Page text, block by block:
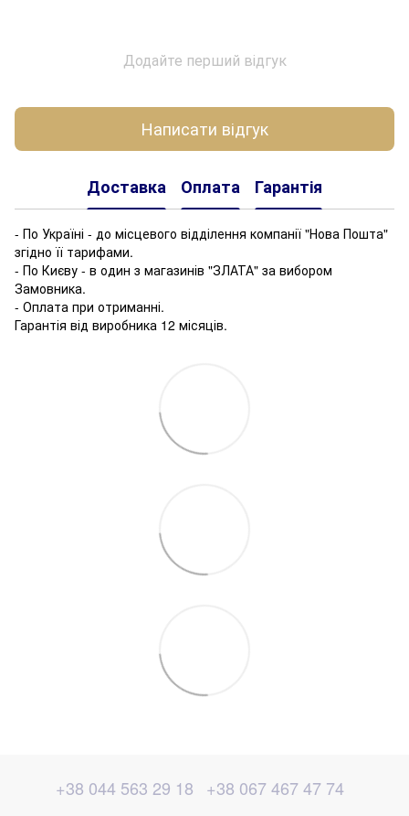
Додайте перший відгук
Написати відгук
Доставка Оплата Гарантія
- По Україні - до місцевого відділення компанії "Нова Пошта"
згідно її тарифами.
- По Києву - в один з магазинів "ЗЛАТА" за вибором
Замовника.
- Оплата при отриманні.
Гарантія від виробника 12 місяців.
+38 044 563 29 18 +38 067 467 47 74